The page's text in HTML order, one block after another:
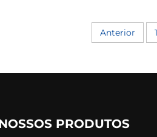
Anterior 1
PRODUTOS